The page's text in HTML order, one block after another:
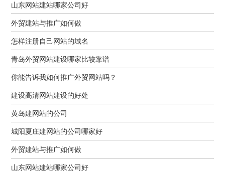
山东网站建站哪家公司好
外贸建站与推广如何做
怎样注册自己网站的域名
青岛外贸网站建设哪家比较靠谱
你能告诉我如何推广外贸网站吗？
建设高清网站建设的好处
黄岛建网站的公司
城阳夏庄建网站的公司哪家好
外贸建站与推广如何做
山东网站建站哪家公司好